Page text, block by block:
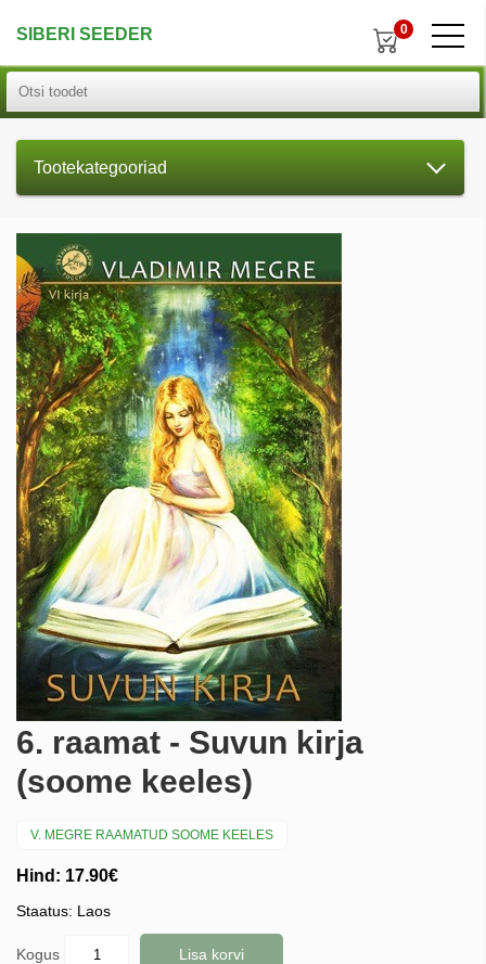
SIBERI SEEDER 0
Tootekategooriad
6. raamat - Suvun kirja
(soome keeles)
V. MEGRE RAAMATUD SOOME KEELES
Hind: 17.90€
Staatus: Laos
Kogus Lisa korvi